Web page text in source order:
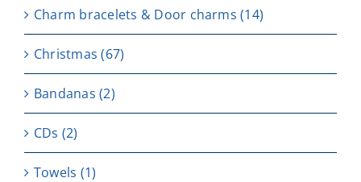
Charm bracelets & Door charms (14)
Christmas (67)
Bandanas (2)
CDs (2)
Towels (1)